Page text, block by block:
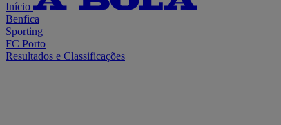
Início
Benfica
Sporting
FC Porto
Resultados e Classificações